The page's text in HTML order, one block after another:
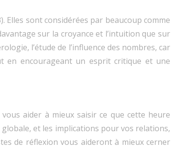
Elles sont considérées par beaucoup comme
sur la croyance et l’intuition que sur
l’étude de l’influence des nombres, car
en encourageant un esprit critique et une
aider à mieux saisir ce que cette heure
et les implications pour vos relations,
de réflexion vous aideront à mieux cerner